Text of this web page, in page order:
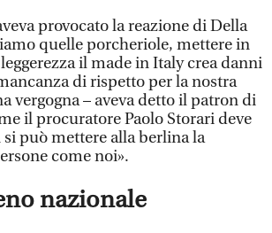
provocato la reazione di Della
quelle porcheriole, mettere in
il made in Italy crea danni
di rispetto per la nostra
vergogna – aveva detto il patron di
il procuratore Paolo Storari deve
si può mettere alla berlina la
come noi».
nazionale